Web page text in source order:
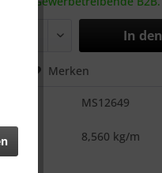
In den
Merken
MS12649
8,560 kg/m